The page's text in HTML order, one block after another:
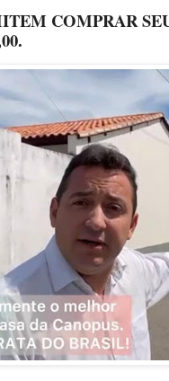
COMPRAR